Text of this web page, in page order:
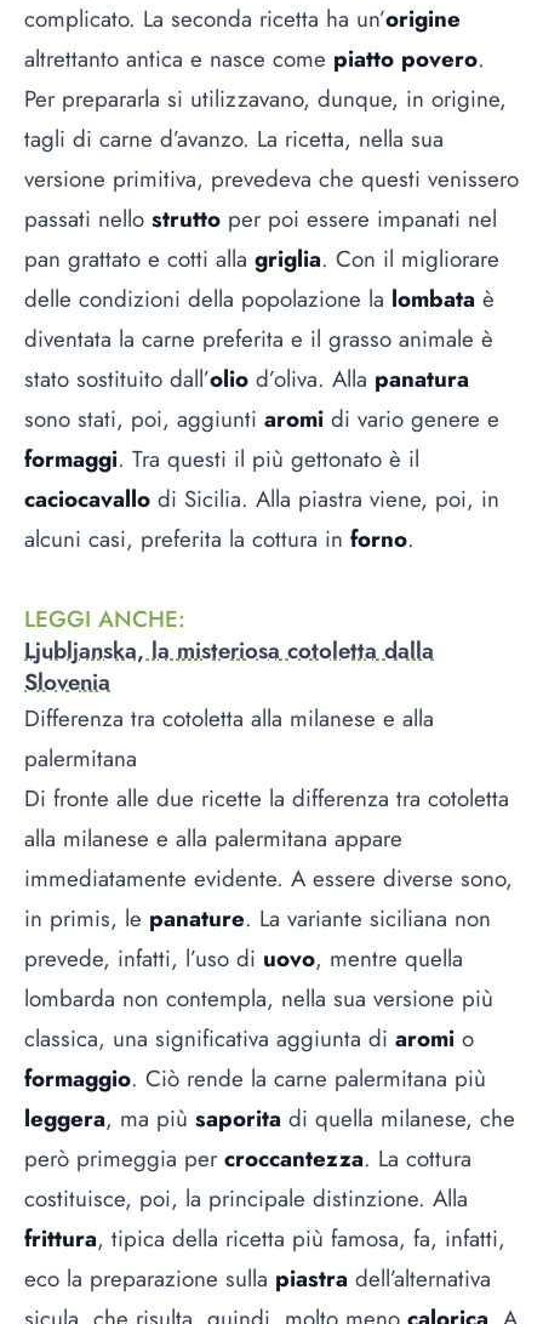
complicato. La seconda ricetta ha un’origine
altrettanto antica e nasce come piatto povero.
Per prepararla si utilizzavano, dunque, in origine,
tagli di carne d’avanzo. La ricetta, nella sua
versione primitiva, prevedeva che questi venissero
passati nello strutto per poi essere impanati nel
pan grattato e cotti alla griglia. Con il migliorare
delle condizioni della popolazione la lombata è
diventata la carne preferita e il grasso animale è
stato sostituito dall’olio d’oliva. Alla panatura
sono stati, poi, aggiunti aromi di vario genere e
formaggi. Tra questi il più gettonato è il
caciocavallo di Sicilia. Alla piastra viene, poi, in
alcuni casi, preferita la cottura in forno.
LEGGI ANCHE:
Ljubljanska, la misteriosa cotoletta dalla
Slovenia
Differenza tra cotoletta alla milanese e alla
palermitana
Di fronte alle due ricette la differenza tra cotoletta
alla milanese e alla palermitana appare
immediatamente evidente. A essere diverse sono,
in primis, le panature. La variante siciliana non
prevede, infatti, l’uso di uovo, mentre quella
lombarda non contempla, nella sua versione più
classica, una significativa aggiunta di aromi o
formaggio. Ciò rende la carne palermitana più
leggera, ma più saporita di quella milanese, che
però primeggia per croccantezza. La cottura
costituisce, poi, la principale distinzione. Alla
frittura, tipica della ricetta più famosa, fa, infatti,
eco la preparazione sulla piastra dell’alternativa